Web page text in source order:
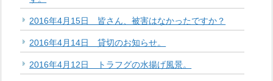
2016年4月15日 皆さん、被害はなかったですか？
2016年4月14日 貸切のお知らせ。
2016年4月12日 トラフグの水揚げ風景。